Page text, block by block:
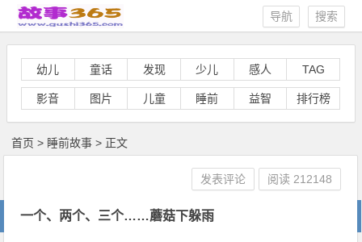
搜索
导航
幼儿 童话 发现 少儿 感人 TAG
影音 图片 儿童 睡前 益智 排行榜
首页 > 睡前故事 > 正文
一个、两个、三个……蘑菇下躲雨
发表评论 阅读 212148